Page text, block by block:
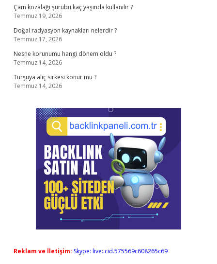
Çam kozalağı şurubu kaç yaşında kullanılır ?
Temmuz 19, 2026
Doğal radyasyon kaynakları nelerdir ?
Temmuz 17, 2026
Nesne korunumu hangi dönem oldu ?
Temmuz 14, 2026
Turşuya alıç sirkesi konur mu ?
Temmuz 14, 2026
Reklam ve İletişim: Skype: live:.cid.575569c608265c69